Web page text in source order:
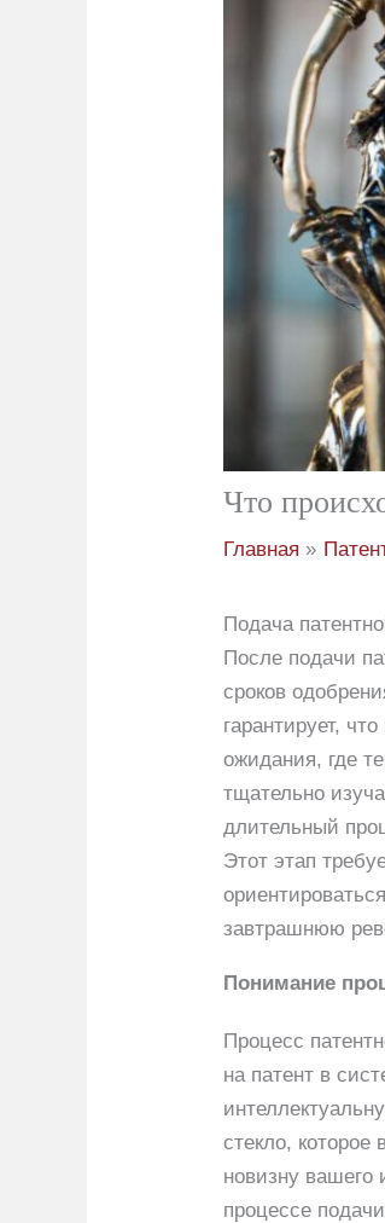
Что
Главная
Подача
После подачи
сроков
гарантирует,
ожидания, где
тщательно
длительный
Этот этап
завтрашнюю
Понимание
Процесс
на патент в
стекло,
новизну вашего
процессе